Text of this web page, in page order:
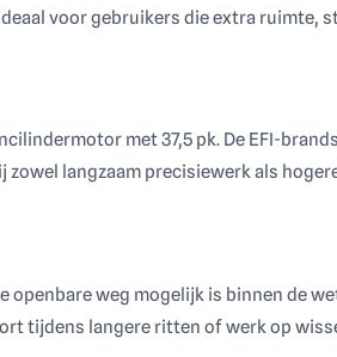
voor gebruikers die extra ruimte,
met 37,5 pk. De EFI-
langzaam precisiewerk als
openbare weg mogelijk is binnen de
tijdens langere ritten of werk op